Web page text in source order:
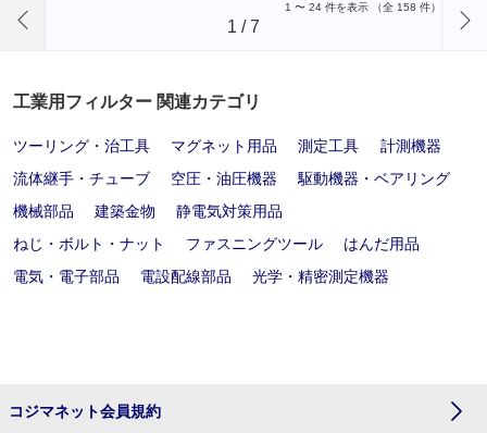
1 〜 24 件を表示 （全 158 件）
1 /7
工業用フィルター 関連カテゴリ
ツーリング・治工具 マグネット用品 測定工具
計測機器
流体継手・チューブ
空圧・油圧機器
駆動機器・ベアリング
機械部品
建築金物
静電気対策用品
ねじ・ボルト・ナット
ファスニングツール
はんだ用品
電気・電子部品
電設配線部品 光学・精密測定機器
コジマネット会員規約